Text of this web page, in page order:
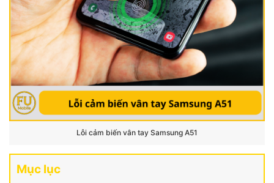
Lỗi cảm biến vân tay Samsung A51
Mục lục